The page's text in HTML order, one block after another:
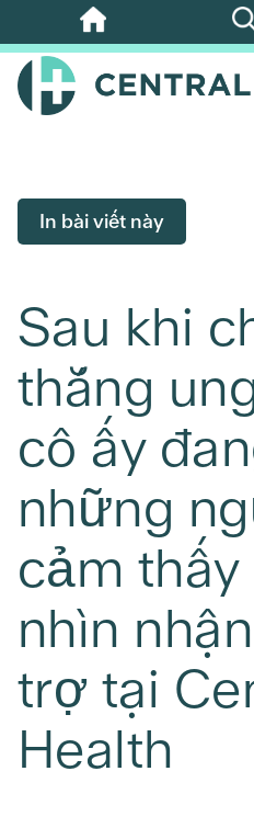
Bỏ
qua
nội
In bài viết này
Sau khi
thắng
cô ấy
những
cảm
nhìn
trợ tại
Health